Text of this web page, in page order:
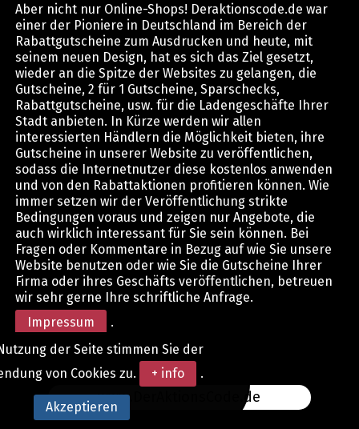
Aber nicht nur Online-Shops! Deraktionscode.de war
einer der Pioniere in Deutschland im Bereich der
Rabattgutscheine zum Ausdrucken und heute, mit
seinem neuen Design, hat es sich das Ziel gesetzt,
wieder an die Spitze der Websites zu gelangen, die
Gutscheine, 2 für 1 Gutscheine, Sparschecks,
Rabattgutscheine, usw. für die Ladengeschäfte Ihrer
Stadt anbieten. In Kürze werden wir allen
interessierten Händlern die Möglichkeit bieten, ihre
Gutscheine in unserer Website zu veröffentlichen,
sodass die Internetnutzer diese kostenlos anwenden
und von den Rabattaktionen profitieren können. Wie
immer setzen wir der Veröffentlichung strikte
Bedingungen voraus und zeigen nur Angebote, die
auch wirklich interessant für Sie sein können. Bei
Fragen oder Kommentare in Bezug auf wie Sie unsere
Website benutzen oder wie Sie die Gutscheine Ihrer
Firma oder ihres Geschäfts veröffentlichen, betreuen
wir sehr gerne Ihre schriftliche Anfrage.
Impressum
.
www.DerAktionsCode.de
der Seite stimmen Sie der
von Cookies zu.
+ info .
Akzeptieren